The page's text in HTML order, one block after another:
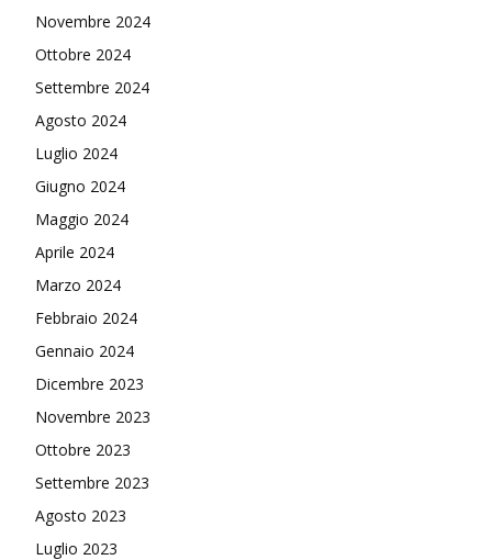
Novembre 2024
Ottobre 2024
Settembre 2024
Agosto 2024
Luglio 2024
Giugno 2024
Maggio 2024
Aprile 2024
Marzo 2024
Febbraio 2024
Gennaio 2024
Dicembre 2023
Novembre 2023
Ottobre 2023
Settembre 2023
Agosto 2023
Luglio 2023